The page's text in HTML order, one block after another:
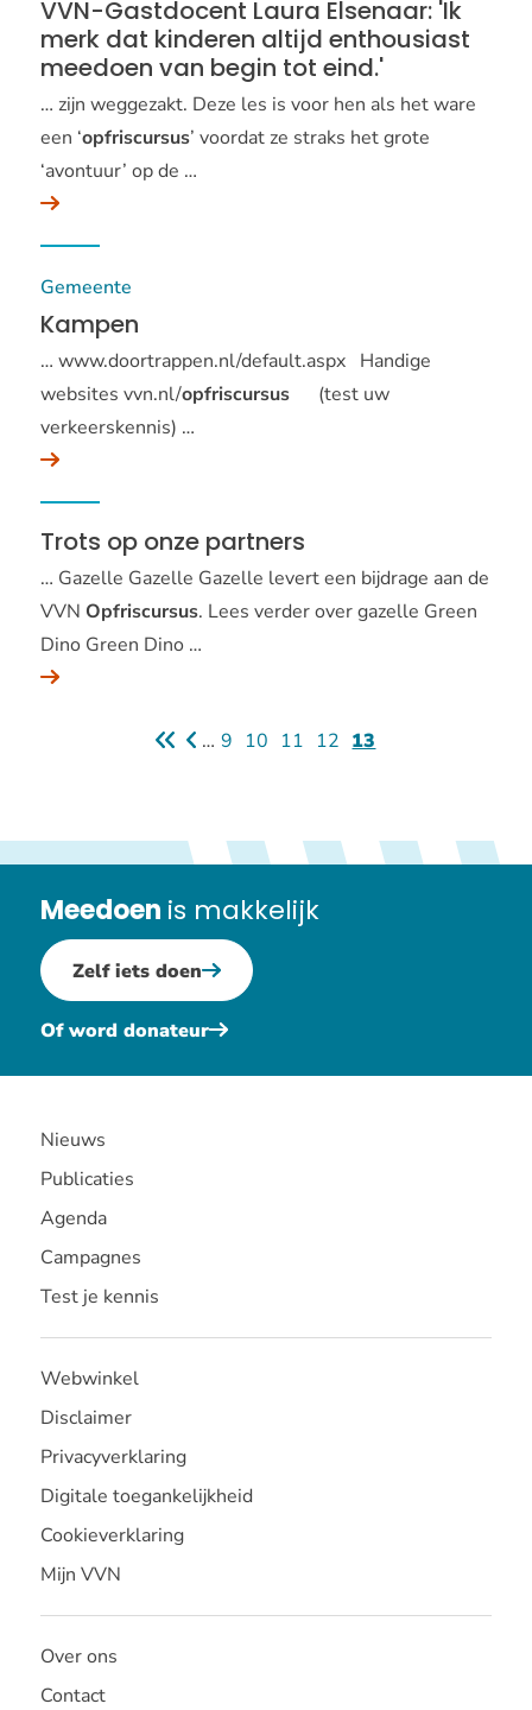
VVN-Gastdocent Laura Elsenaar: 'Ik
merk dat kinderen altijd enthousiast
meedoen van begin tot eind.'
… zijn weggezakt. Deze les is voor hen als het ware
een ‘opfriscursus’ voordat ze straks het grote
‘avontuur’ op de …
Gemeente
Kampen
… www.doortrappen.nl/default.aspx Handige
websites vvn.nl/opfriscursus(test uw
verkeerskennis) …
Trots op onze partners
… Gazelle Gazelle Gazelle levert een bijdrage aan de
VVN Opfriscursus. Lees verder over gazelle Green
Dino Green Dino …
EersteVorige
… Eenvoudige
9 Eenvoudige
10 Eenvoudige
11 Eenvoudige
12 Huidige
13
Meedoen is makkelijk
Zelf iets doen
Of word donateur
Nieuws
Publicaties
Agenda
Campagnes
Test je kennis
Webwinkel
Disclaimer
Privacyverklaring
Digitale toegankelijkheid
Cookieverklaring
Mijn VVN
Over ons
Contact